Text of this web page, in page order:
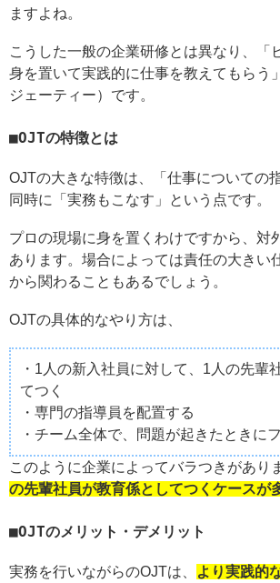
ますよね。
こうした一般の企業研修とは異なり、「
身を置いて実践的に仕事を教えてもらう
ジェーティー）です。
OJTの特徴とは
OJTの大きな特徴は、「仕事についての
同時に「実務もこなす」という点です。
プロの現場に身を置くわけですから、対
あります。場合によっては責任の大きい
から関わることもあるでしょう。
OJTの具体的なやり方は、
・1人の新入社員に対して、1人の先輩
てつく
・専門の指導員を配置する
・チーム全体で、問題が起きたときに
このように企業によってバラつきがあり
の先輩社員が教育係としてつくケースが
OJTのメリット・デメリット
実務を行いながらのOJTは、
より実践的